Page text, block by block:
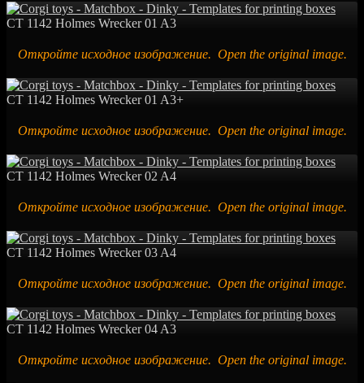
CT 1142 Holmes Wrecker 01 A3
Откройте исходное изображение. Open the original image.
CT 1142 Holmes Wrecker 01 A3+
Откройте исходное изображение. Open the original image.
CT 1142 Holmes Wrecker 02 A4
Откройте исходное изображение. Open the original image.
CT 1142 Holmes Wrecker 03 A4
Откройте исходное изображение. Open the original image.
CT 1142 Holmes Wrecker 04 A3
Откройте исходное изображение. Open the original image.